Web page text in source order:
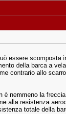
essere scomposta
della barca a
contrario allo
nemmeno la
alla resistenza
totale della